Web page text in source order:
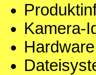
Kamera-
Hardware